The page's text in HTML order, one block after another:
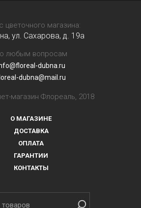
цветочного магазина:
ул. Сахарова, д. 19a
любым вопросам
dubna.ru
dubna@mail.ru
магазин Флореаль, 2018
О МАГАЗИНЕ
ДОСТАВКА
ОПЛАТА
ГАРАНТИИ
КОНТАКТЫ